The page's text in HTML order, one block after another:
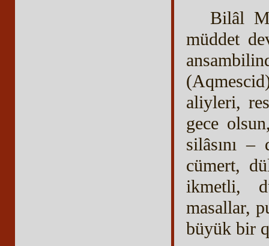
Bilâl
müddet
aliyleri,
gece
silâsını
cümert,
ikmetli,
masallar,
büyük bir